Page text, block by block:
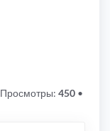
Просмотры: 450 •